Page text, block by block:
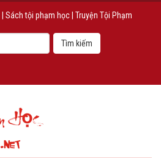
Sách tội phạm học Truyện Tội Phạm